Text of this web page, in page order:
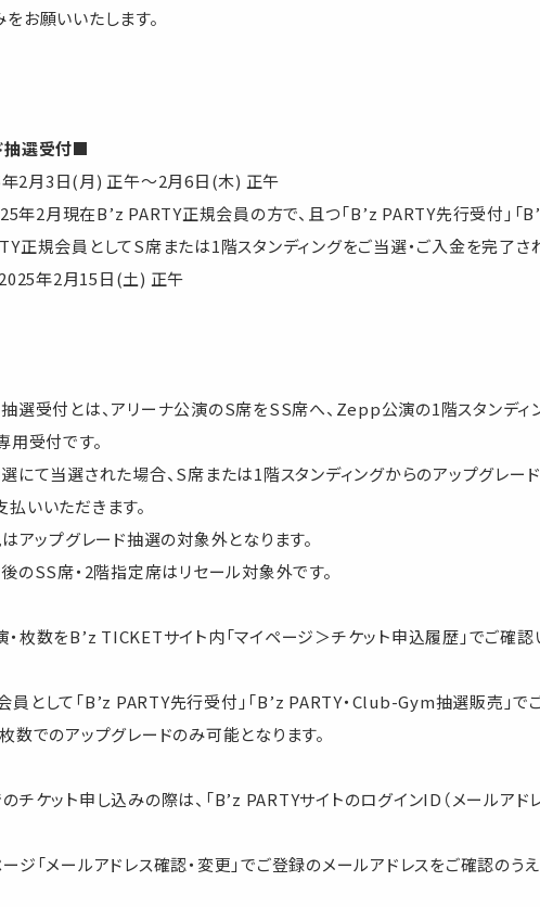
お願いいたします。
抽選受付■
2月3日(月) 正午～2月6日(木) 正午
年2月現在B’z PARTY正規会員の方で、且つ「B’z PARTY先行受付」
正規会員としてS席または1階スタンディングをご当選・ご入金を完了さ
2025年2月15日(土) 正午
選受付とは、アリーナ公演のS席をSS席へ、Zepp公演の1階スタンディ
用受付です。
にて当選された場合、S席または1階スタンディングからのアップグレード
いいただきます。
アップグレード抽選の対象外となります。
のSS席・2階指定席はリセール対象外です。
枚数をB’z TICKETサイト内「マイページ＞チケット申込履歴」でご確
員として「B’z PARTY先行受付」「B’z PARTY・Club-Gym抽選販売」で
数でのアップグレードのみ可能となります。
ケット申し込みの際は、「B’z PARTYサイトのログインID（メールアド
ジ「メールアドレス確認・変更」でご登録のメールアドレスをご確認のうえ